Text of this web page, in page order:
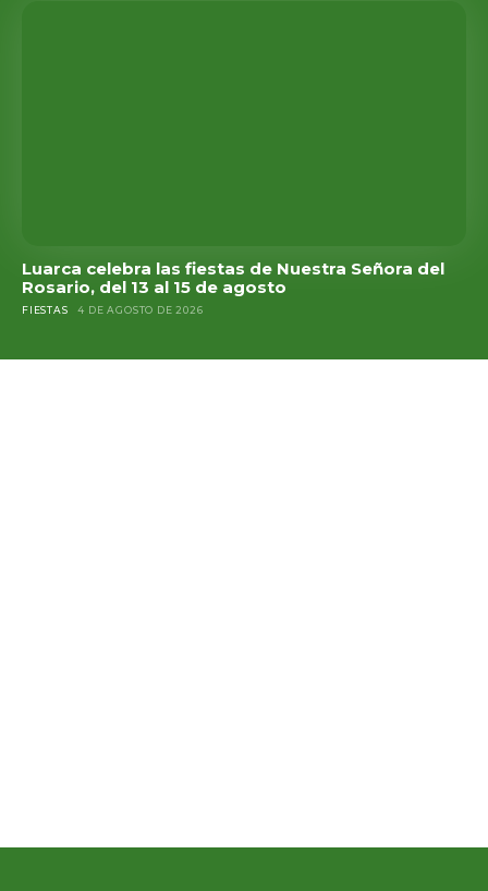
Luarca celebra las fiestas de Nuestra Señora del
Rosario, del 13 al 15 de agosto
FIESTAS 4 DE AGOSTO DE 2026